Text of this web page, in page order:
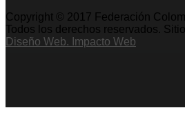
Copyright © 2017 Federación
Todos los derechos reservados.
Diseño Web. Impacto Web